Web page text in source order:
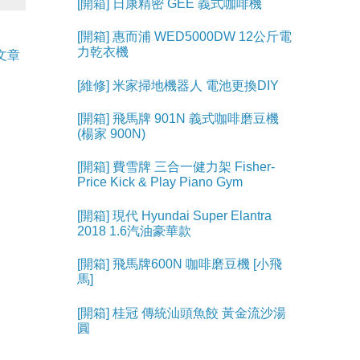
章
[開箱] 日康精密 GEE 義式咖啡機
[開箱] 惠而浦 WED5000DW 12公斤電
力乾衣機
[維修] 米家掃地機器人 電池更換DIY
[開箱] 飛馬牌 901N 義式咖啡磨豆機
(楊家 900N)
[開箱] 費雪牌 三合一健力架 Fisher-
Price Kick & Play Piano Gym
[開箱] 現代 Hyundai Super Elantra
2018 1.6汽油豪華款
[開箱] 飛馬牌600N 咖啡磨豆機 [小飛
馬]
[開箱] 桂冠 傳統汕頭魚餃 黃金流沙湯
圓